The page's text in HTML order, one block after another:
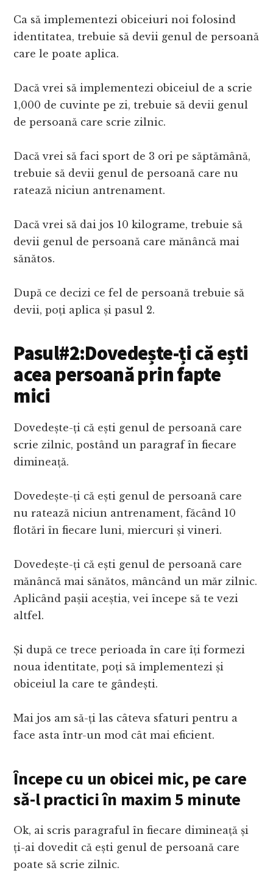
Ca să implementezi obiceiuri noi folosind
identitatea, trebuie să devii genul de persoană
care le poate aplica.
Dacă vrei să implementezi obiceiul de a scrie
1,000 de cuvinte pe zi, trebuie să devii genul
de persoană care scrie zilnic.
Dacă vrei să faci sport de 3 ori pe săptămână,
trebuie să devii genul de persoană care nu
ratează niciun antrenament.
Dacă vrei să dai jos 10 kilograme, trebuie să
devii genul de persoană care mănâncă mai
sănătos.
După ce decizi ce fel de persoană trebuie să
devii, poți aplica și pasul 2.
Pasul#2:Dovedește-ți că ești
acea persoană prin fapte
mici
Dovedește-ți că ești genul de persoană care
scrie zilnic, postând un paragraf în fiecare
dimineață.
Dovedește-ți că ești genul de persoană care
nu ratează niciun antrenament, făcând 10
flotări în fiecare luni, miercuri și vineri.
Dovedește-ți că ești genul de persoană care
mănâncă mai sănătos, mâncând un măr zilnic.
Aplicând pașii aceștia, vei începe să te vezi
altfel.
Și după ce trece perioada în care îți formezi
noua identitate, poți să implementezi și
obiceiul la care te gândești.
Mai jos am să-ți las câteva sfaturi pentru a
face asta într-un mod cât mai eficient.
Începe cu un obicei mic, pe care
să-l practici în maxim 5 minute
Ok, ai scris paragraful în fiecare dimineață și
ți-ai dovedit că ești genul de persoană care
poate să scrie zilnic.